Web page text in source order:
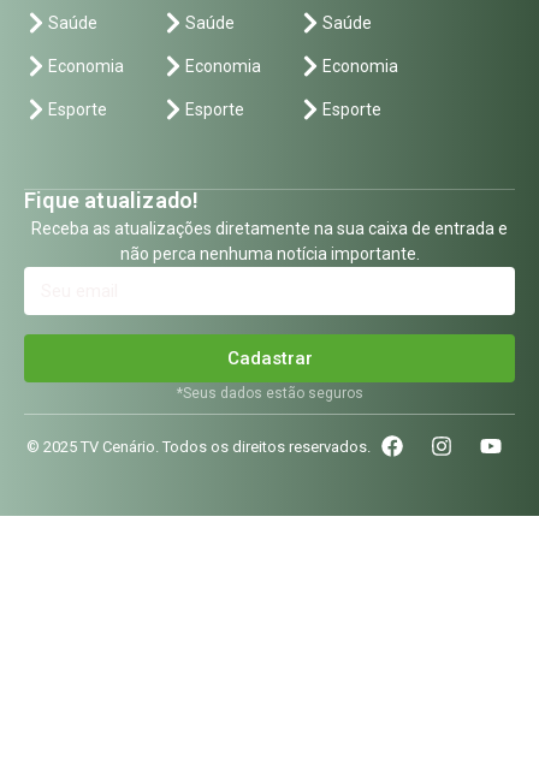
Saúde
Economia
Esporte
Saúde
Economia
Esporte
Saúde
Economia
Esporte
Fique atualizado!
Receba as atualizações diretamente na sua caixa de entrada e
não perca nenhuma notícia importante.
Cadastrar
*Seus dados estão seguros
© 2025 TV Cenário. Todos os direitos reservados.